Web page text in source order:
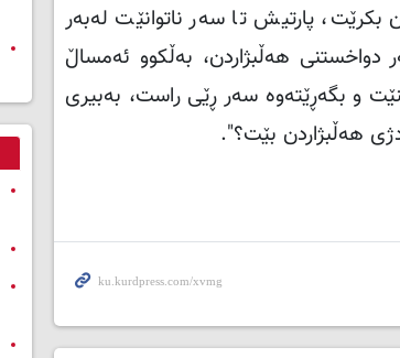
پارتیش تا سەر ناتوانێت لەبەر
دواخستنی هەڵبژاردن، بەڵکوو ئەمساڵ
و بگەڕێتەوە سەر ڕێی راست، بەبیری
هەڵبژاردن بێت؟".